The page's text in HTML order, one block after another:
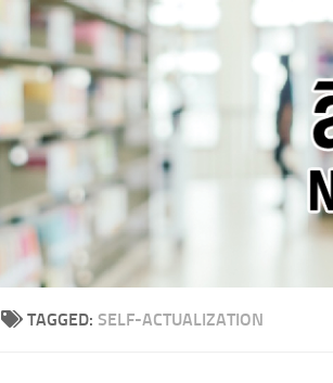
TAGGED: SELF-ACTUALIZATION